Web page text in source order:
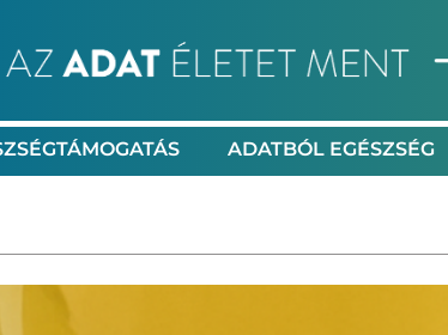
ADATBÓL EGÉSZSÉG